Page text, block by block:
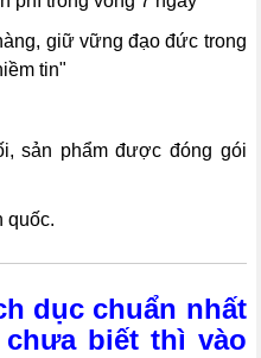
giữ vững đạo đức trong
tin"
sản phẩm được đóng gói
quốc.
dục chuẩn nhất
biết thì vào